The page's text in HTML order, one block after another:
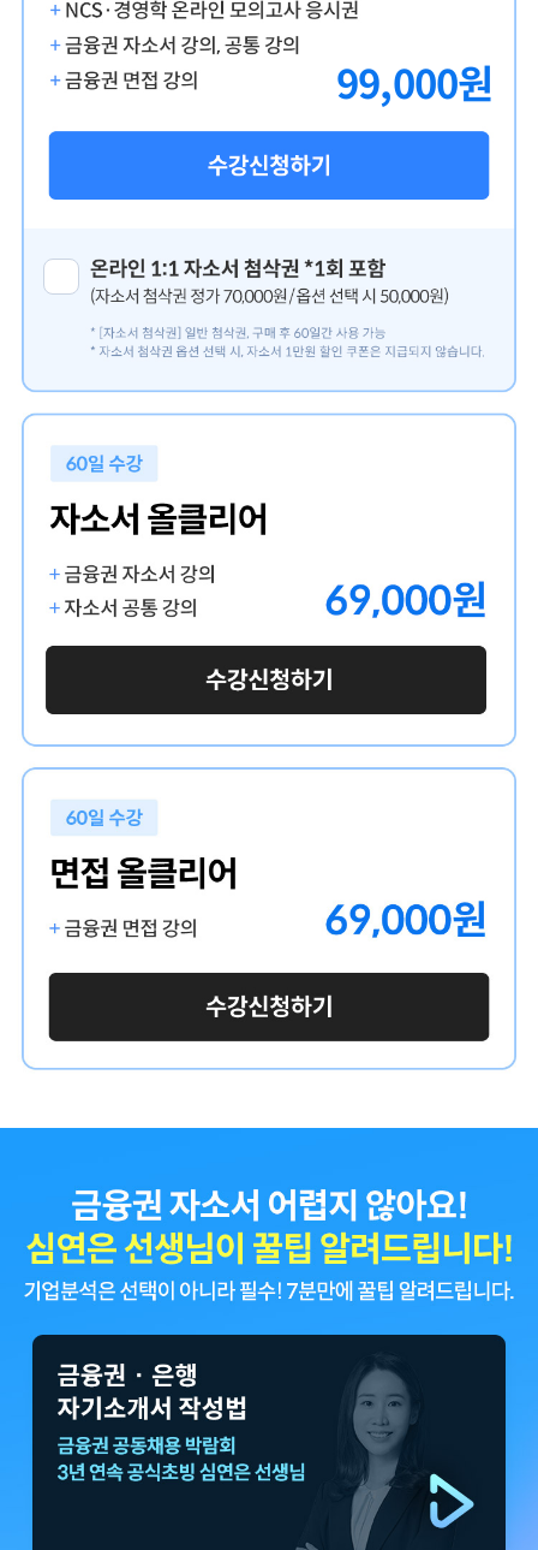
99,000원